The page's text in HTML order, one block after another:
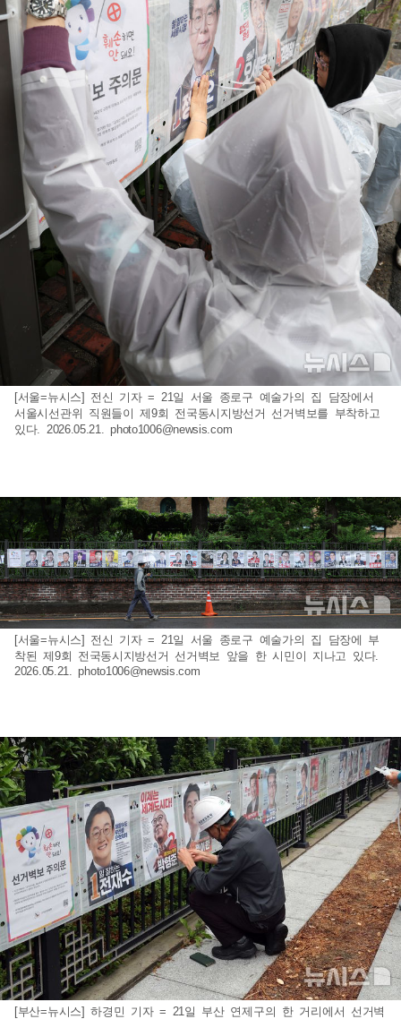
[서울=뉴시스] 전신 기자 = 21일 서울 종로구 예술가의 집 담장에서
서울시선관위 직원들이 제9회 전국동시지방선거 선거벽보를 부착하고
있다. 2026.05.21.photo1006@newsis.com
[서울=뉴시스] 전신 기자 = 21일 서울 종로구 예술가의 집 담장에 부
착된 제9회 전국동시지방선거 선거벽보 앞을 한 시민이 지나고 있다.
2026.05.21.photo1006@newsis.com
[부산=뉴시스] 하경민 기자 = 21일 부산 연제구의 한 거리에서 선거벽